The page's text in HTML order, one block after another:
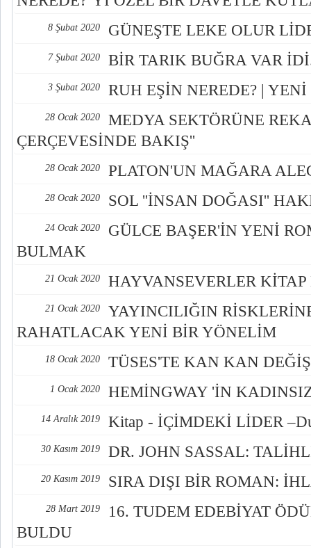
8 Şubat 2020 GÜNEŞTE LEKE OLUR
7 Şubat 2020 BİR TARIK BUĞRA VAR
3 Şubat 2020 RUH EŞİN NEREDE? |
28 Ocak 2020
MEDYA SEKTÖRÜNE
ÇERÇEVESİNDE BAKIŞ''
28 Ocak 2020 PLATON'UN MAĞARA
28 Ocak 2020 SOL ''İNSAN DOĞASI''
24 Ocak 2020
GÜLCE BAŞER'İN YENİ
BULMAK
21 Ocak 2020 HAYVANSEVERLER
21 Ocak 2020
YAYINCILIĞIN
RAHATLACAK YENİ BİR YÖNELİM
18 Ocak 2020 TÜSES'TE KAN KAN
1 Ocak 2020 HEMİNGWAY 'İN
14 Aralık 2019 Kitap - İÇİMDEKİ LİDER
30 Kasım 2019 DR. JOHN SASSAL:
20 Kasım 2019 SIRA DIŞI BİR ROMAN:
28 Mart 2019
16. TUDEM EDEBİYAT
BULDU